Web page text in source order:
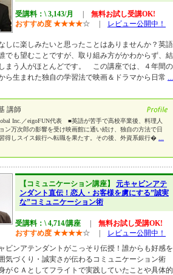
受講料：\ 3,143/月
無料お試し受講OK!
おすすめ度 ★★★★☆ レビュー公開中！
しに楽しみたいと思ったことはありませんか？英語
でも望むことですが、取り組み方がかわからず、結
まう人がほとんどです。 この講座では、４年間の
ら生まれた独自の学習法で映画＆ドラマから日常 ...
講師
Inc.／eigoFUN代表 ■英語が苦手で高校卒業後、料理人
ン万次郎の影響を受け映画館に通い続け、独自の方法で日
得しスイス銀行へ転職を果たす。その後、外資系銀行�
【コミュニケーション講座】 元キャビンアテ
ンダント直伝！恋人・お客様を虜にする”誠実
な”コミュニケーション術
受講料：\ 4,714/講座
無料お試し受講OK!
おすすめ度 ★★★★☆
レビュー公開中！
ビンアテンダントがこっそり伝授！誰からも好感を
気づくり・誠実さが伝わるコミュニケーション術
がＣＡとしてフライトで実践していたことや具体的